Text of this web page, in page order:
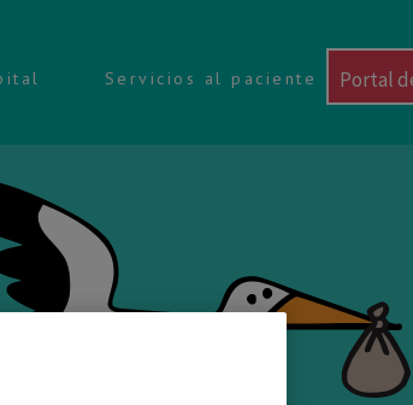
Servicios al paciente Portal